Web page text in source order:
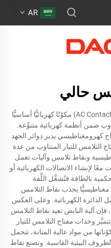
AR
حالي
يُعَدّ مفتاح التلامس للتيار المتناوب (AC Contactor) مكوّنًا كهربائيًّا أساسيًّا
ضمن أنظمة كهربائية متنوِّعة.
كهرومغناطيسي يدير دوائر الجهد
للتيار المتناوب من عدة
ونقاط تلامس وآليات تعمل
لإنشاء الاتصالات الكهربائية أو
بالطاقة فتُشغَّل اللَّفة
مغناطيسيًّا يجذب نقاط التلامس
الدائرة الكهربائية. وعلى العكس
آلية النابض تعيد نقاط التلامس
وحدات مفتاح التلامس للتيار
من مواد عالية المتانة، تتحمل
البيئية القاسية. وتصنع نقاط